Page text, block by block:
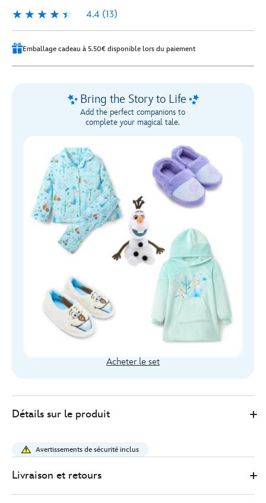
4.4 (13)
4.4
13
Emballage cadeau à 5.50€ disponible lors du paiement
Bring the Story to Life
Add the perfect companions to
complete your magical tale.
Acheter le set
41.00
de-
taille-
Détails sur le produit
Avertissements de sécurité inclus
Livraison et retours